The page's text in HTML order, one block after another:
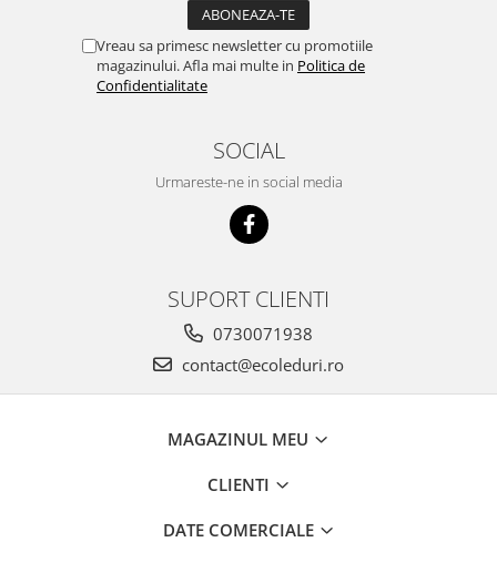
Vreau sa primesc newsletter cu promotiile
magazinului. Afla mai multe in Politica de
Confidentialitate
SOCIAL
Urmareste-ne in social media
SUPORT CLIENTI
0730071938
contact@ecoleduri.ro
MAGAZINUL MEU
CLIENTI
DATE COMERCIALE